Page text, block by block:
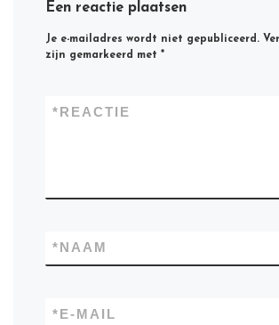
Een reactie plaatsen
Je e-mailadres wordt niet gepubliceerd.
zijn gemarkeerd met*
REACTIE
*
NAAM
*
E-MAIL
*